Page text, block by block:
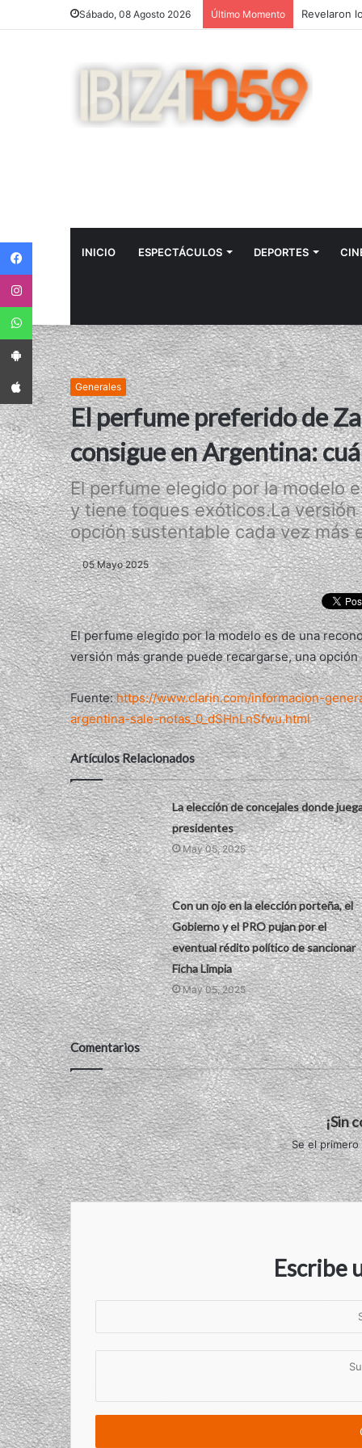
Sábado, 08 Agosto 2026 Último Momento
INICIO ESPECTÁCULOS DEPORTES
Generales
El perfume preferido de
consigue en Argentina:
El perfume elegido por la modelo
y tiene toques exóticos.La
opción sustentable cada vez más
05 Mayo 2025
El perfume elegido por la modelo es de una
versión más grande puede recargarse, una
Fuente:https://www.clarin.com/informacion-
argentina-sale-notas_0_dSHnLnSfwu.html
Artículos Relacionados
La elección de concejales donde
presidentes
May 05, 2025
Con un ojo en la elección porteña, el
Gobierno y el PRO pujan por el
eventual rédito político de sancionar
Ficha Limpia
May 05, 2025
Comentarios
¡Sin
Se el
Escribe
App Android
App iPhone